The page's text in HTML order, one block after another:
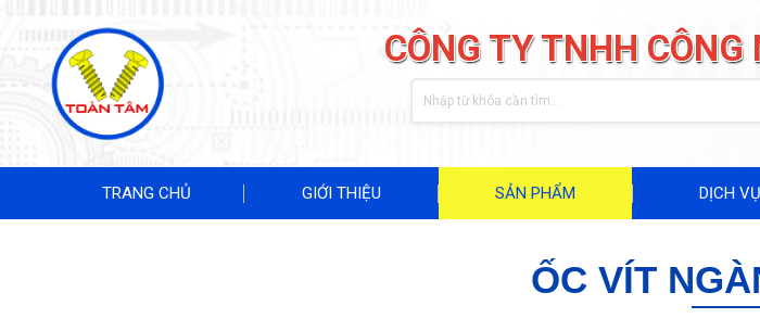
CÔNG TY TNHH
TRANG CHỦ GIỚI THIỆU SẢN PHẨM DỊCH VỤ
ỐC VÍT